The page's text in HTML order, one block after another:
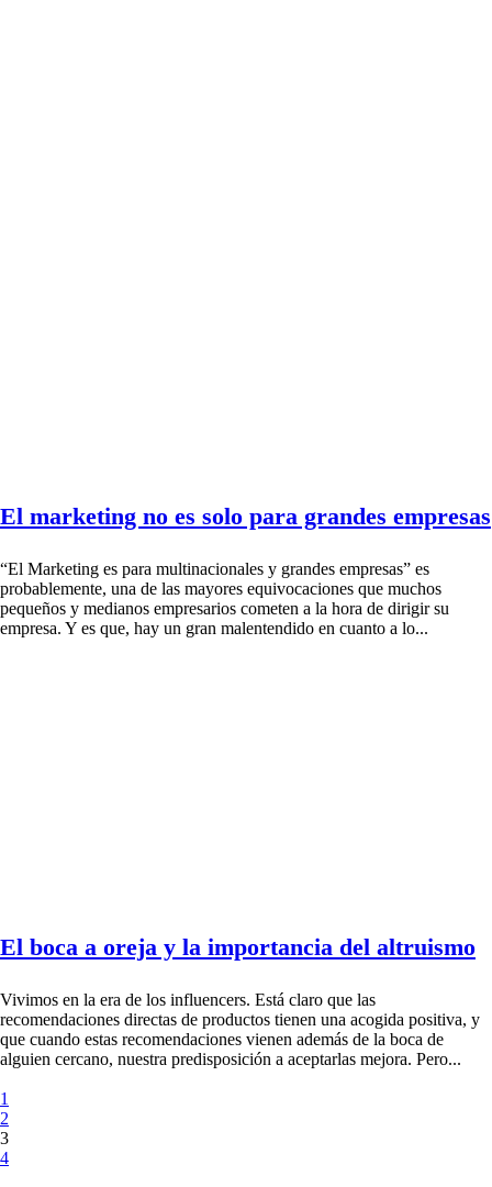
El marketing no es solo para grandes empresas
“El Marketing es para multinacionales y grandes empresas” es
probablemente, una de las mayores equivocaciones que muchos
pequeños y medianos empresarios cometen a la hora de dirigir su
empresa. Y es que, hay un gran malentendido en cuanto a lo...
El boca a oreja y la importancia del altruismo
Vivimos en la era de los influencers. Está claro que las
recomendaciones directas de productos tienen una acogida positiva, y
que cuando estas recomendaciones vienen además de la boca de
alguien cercano, nuestra predisposición a aceptarlas mejora. Pero...
1
2
3
4